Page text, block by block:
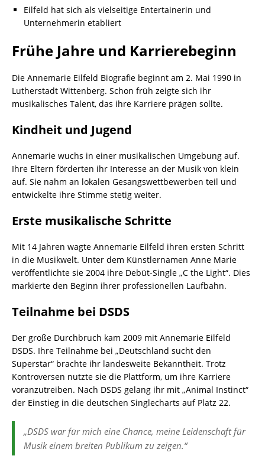
Eilfeld hat sich als vielseitige Entertainerin und
Unternehmerin etabliert
Frühe Jahre und Karrierebeginn
Die Annemarie Eilfeld Biografie beginnt am 2. Mai 1990 in
Lutherstadt Wittenberg. Schon früh zeigte sich ihr
musikalisches Talent, das ihre Karriere prägen sollte.
Kindheit und Jugend
Annemarie wuchs in einer musikalischen Umgebung auf.
Ihre Eltern förderten ihr Interesse an der Musik von klein
auf. Sie nahm an lokalen Gesangswettbewerben teil und
entwickelte ihre Stimme stetig weiter.
Erste musikalische Schritte
Mit 14 Jahren wagte Annemarie Eilfeld ihren ersten Schritt
in die Musikwelt. Unter dem Künstlernamen Anne Marie
veröffentlichte sie 2004 ihre Debüt-Single „C the Light“. Dies
markierte den Beginn ihrer professionellen Laufbahn.
Teilnahme bei DSDS
Der große Durchbruch kam 2009 mit Annemarie Eilfeld
DSDS. Ihre Teilnahme bei „Deutschland sucht den
Superstar“ brachte ihr landesweite Bekanntheit. Trotz
Kontroversen nutzte sie die Plattform, um ihre Karriere
voranzutreiben. Nach DSDS gelang ihr mit „Animal Instinct“
der Einstieg in die deutschen Singlecharts auf Platz 22.
„DSDS war für mich eine Chance, meine Leidenschaft für
Musik einem breiten Publikum zu zeigen.“